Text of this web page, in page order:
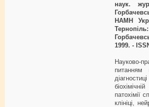
наук.
НАМН
1999. -
Науково-
питанням
патохімії
клініці,